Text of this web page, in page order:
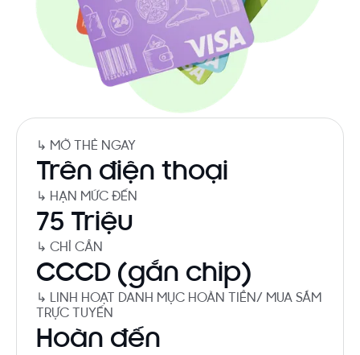
↳ MỞ THẺ NGAY
Trên điện thoại
↳ HẠN MỨC ĐẾN
75 Triệu
↳ CHỈ CẦN
CCCD (gắn chip)
↳ LINH HOẠT DANH MỤC HOÀN TIỀN/ MUA SẮM
TRỰC TUYẾN
Hoàn đến